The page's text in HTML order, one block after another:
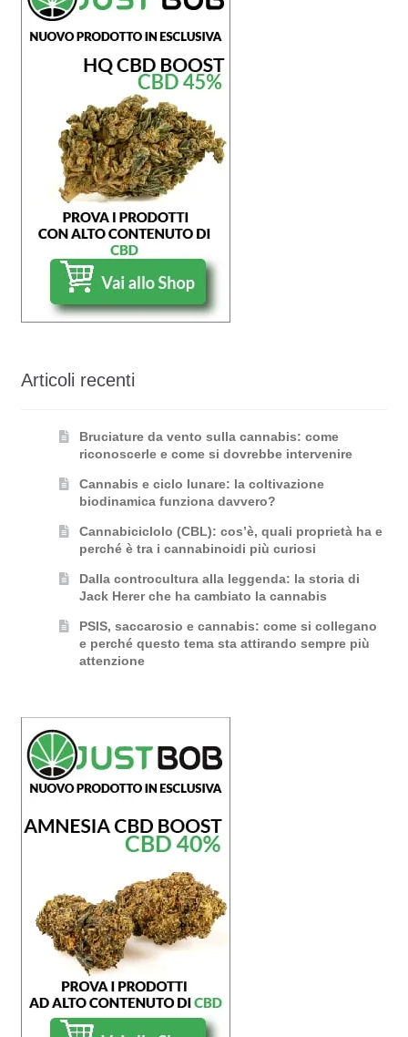
Articoli recenti
Bruciature da vento sulla cannabis: come
riconoscerle e come si dovrebbe intervenire
Cannabis e ciclo lunare: la coltivazione
biodinamica funziona davvero?
Cannabiciclolo (CBL): cos’è, quali proprietà ha e
perché è tra i cannabinoidi più curiosi
Dalla controcultura alla leggenda: la storia di
Jack Herer che ha cambiato la cannabis
PSIS, saccarosio e cannabis: come si collegano
e perché questo tema sta attirando sempre più
attenzione